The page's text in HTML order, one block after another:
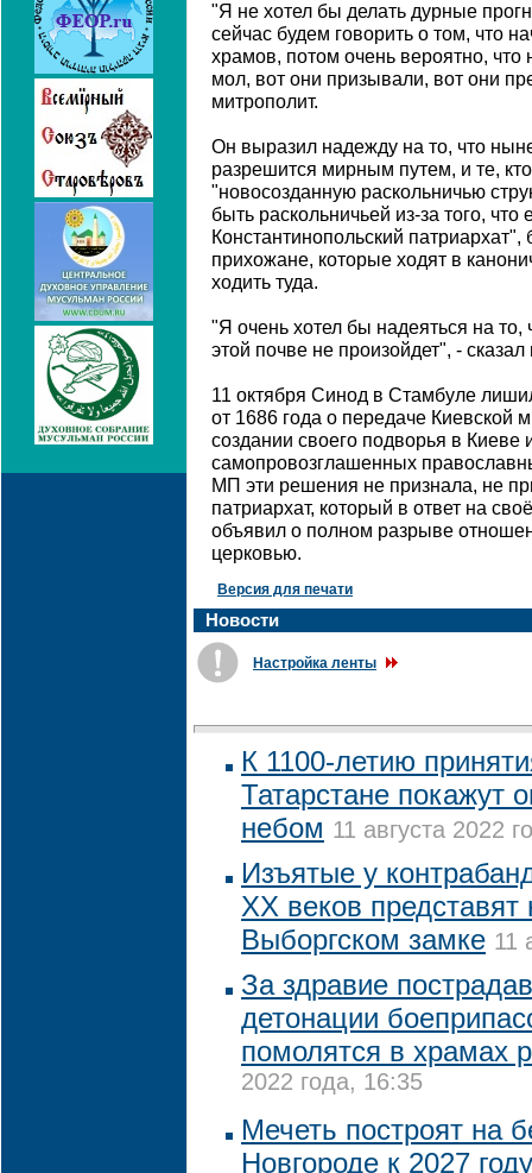
"Я не хотел бы делать дурные
сейчас будем говорить о том, что
храмов, потом очень вероятно, что
мол, вот они призывали, вот они
митрополит.
Он выразил надежду на то, что
разрешится мирным путем, и те, кто
"новосозданную раскольничью
быть раскольничьей из-за того,
Константинопольский патриархат",
прихожане, которые ходят в
ходить туда.
"Я очень хотел бы надеяться на то,
этой почве не произойдет", -
11 октября Синод в Стамбуле
от 1686 года о передаче Киевской
создании своего подворья в Киеве
самопровозглашенных
МП эти решения не признала, не
патриархат, который в ответ на
объявил о полном разрыве
церковью.
Версия для печати
Новости
Настройка ленты
К 1100-летию
Татарстане покажут
небом 11 августа 2022
Изъятые у
XX веков
Выборгском замке 11
За здравие
детонации
помолятся в храмах
2022 года, 16:35
Мечеть построят на
Новгороде к 2027 году